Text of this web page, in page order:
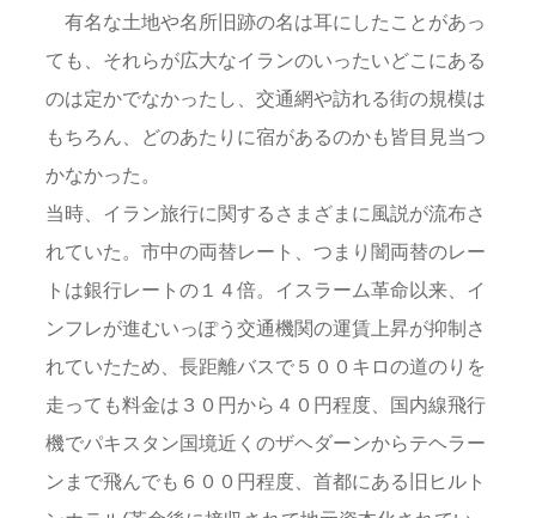
有名な土地や名所旧跡の名は耳にしたことがあっ
ても、それらが広大なイランのいったいどこにある
のは定かでなかったし、交通網や訪れる街の規模は
もちろん、どのあたりに宿があるのかも皆目見当つ
かなかった。
当時、イラン旅行に関するさまざまに風説が流布さ
れていた。市中の両替レート、つまり闇両替のレー
トは銀行レートの１４倍。イスラーム革命以来、イ
ンフレが進むいっぽう交通機関の運賃上昇が抑制さ
れていたため、長距離バスで５００キロの道のりを
走っても料金は３０円から４０円程度、国内線飛行
機でパキスタン国境近くのザヘダーンからテヘラー
ンまで飛んでも６００円程度、首都にある旧ヒルト